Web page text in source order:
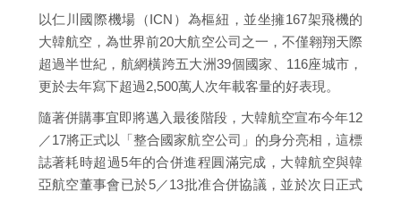
以仁川國際機場（ICN）為樞紐，並坐擁167架飛機的
大韓航空，為世界前20大航空公司之一，不僅翱翔天際
超過半世紀，航網橫跨五大洲39個國家、116座城市，
更於去年寫下超過2,500萬人次年載客量的好表現。
隨著併購事宜即將邁入最後階段，大韓航空宣布今年12
／17將正式以「整合國家航空公司」的身分亮相，這標
誌著耗時超過5年的合併進程圓滿完成，大韓航空與韓
亞航空董事會已於5／13批准合併協議，並於次日正式